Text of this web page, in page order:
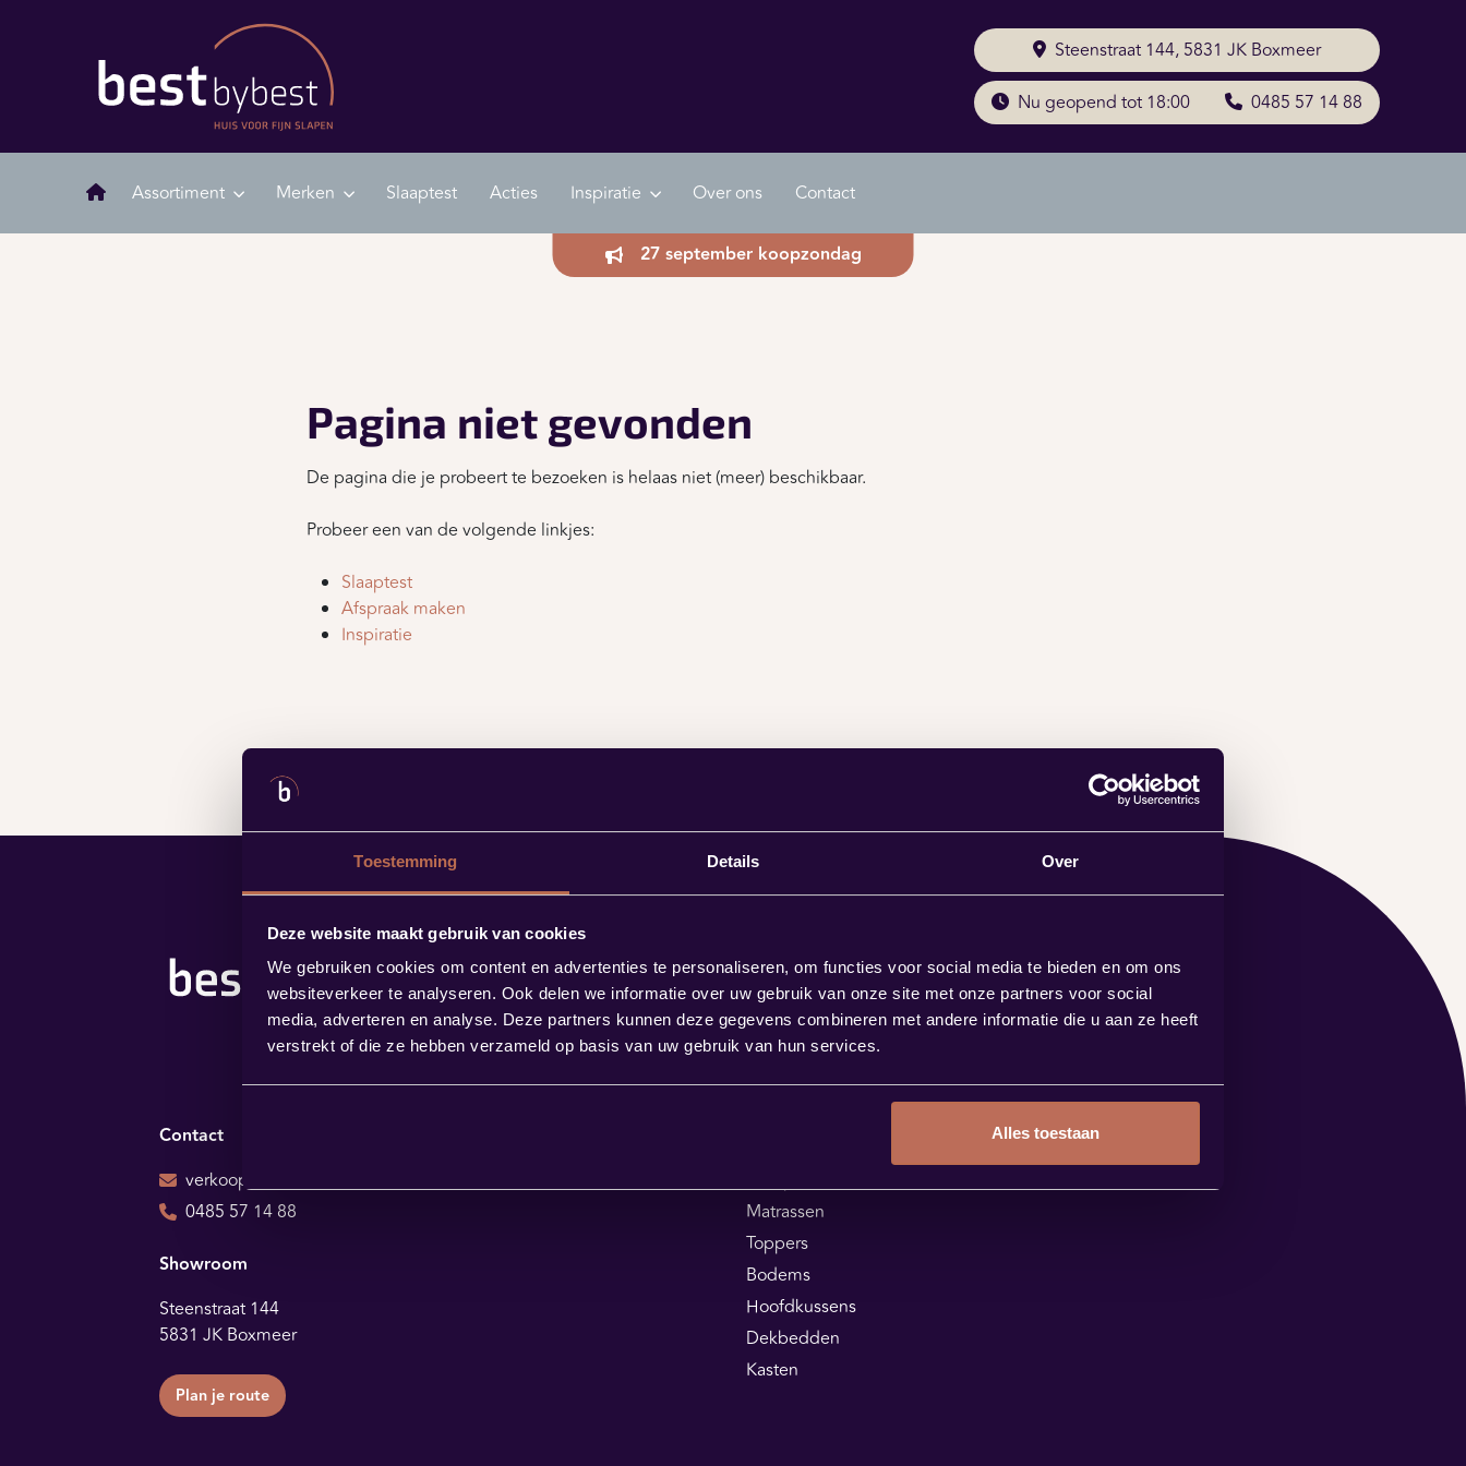
Toestemming Details Over
Deze website maakt gebruik van cookies
We gebruiken cookies om content en advertenties te personaliseren, om functies voor social media te bieden en om ons
websiteverkeer te analyseren. Ook delen we informatie over uw gebruik van onze site met onze partners voor social
media, adverteren en analyse. Deze partners kunnen deze gegevens combineren met andere informatie die u aan ze heeft
verstrekt of die ze hebben verzameld op basis van uw gebruik van hun services.
Alles toestaan
Steenstraat 144, 5831 JK Boxmeer
Nu geopend tot 18:00
0485 57 14 88
Assortiment Merken Slaaptest Acties Inspiratie Over ons Contact
27 september koopzondag
Pagina niet gevonden
De pagina die je probeert te bezoeken is helaas niet (meer) beschikbaar.
Probeer een van de volgende linkjes:
Slaaptest
Afspraak maken
Inspiratie
Contact
verkoop@bestbybest.nl
0485 57 14 88
Showroom
Steenstraat 144
5831 JK Boxmeer
Plan je route
Matrassen
Toppers
Bodems
Hoofdkussens
Dekbedden
Kasten